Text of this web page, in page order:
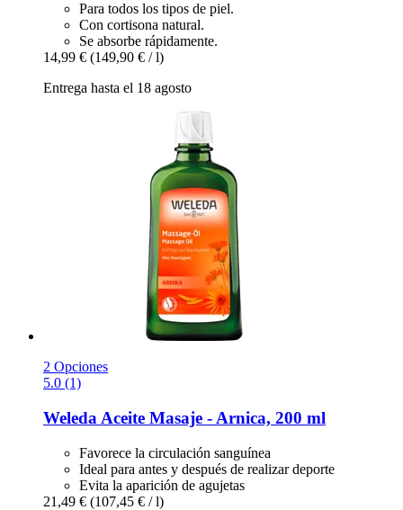
Para todos los tipos de piel.
Con cortisona natural.
Se absorbe rápidamente.
14,99 € (149,90 € / l)
Entrega hasta el 18 agosto
2 Opciones
5.0 (1)
Weleda Aceite Masaje -​ Arnica, 200 ml
Favorece la circulación sanguínea
Ideal para antes y después de realizar deporte
Evita la aparición de agujetas
21,49 € (107,45 € / l)